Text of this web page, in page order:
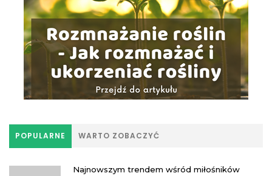
POPULARNE WARTO ZOBACZYĆ
Najnowszym trendem wśród miłośników